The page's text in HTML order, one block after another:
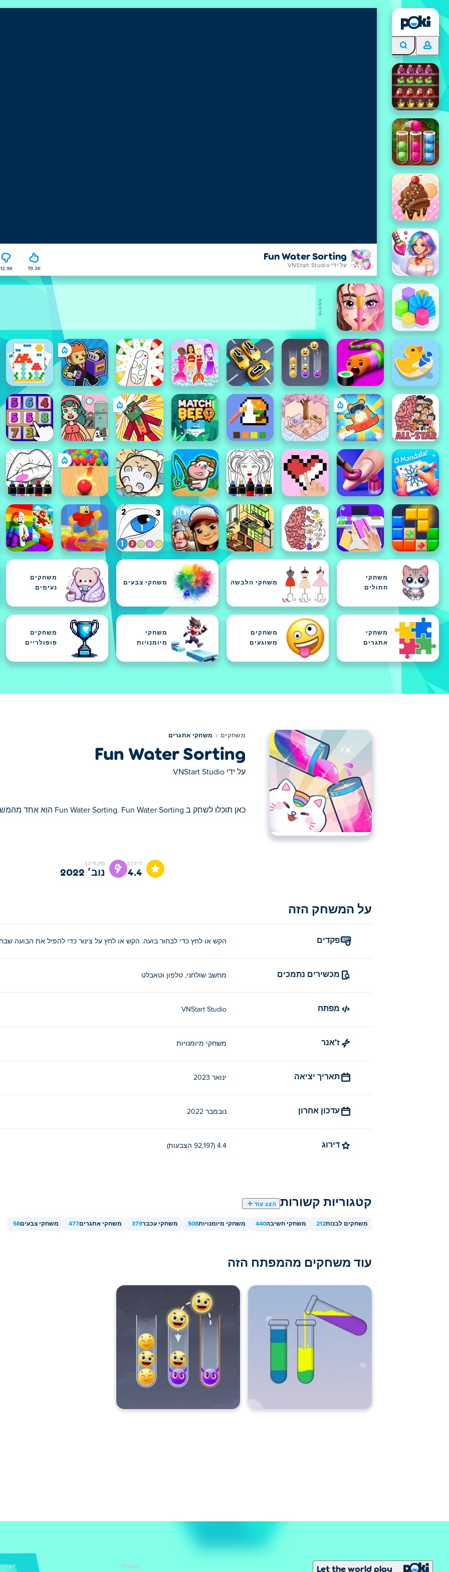
Fun Water Sorting
על ידי VNStart Studio 79.3K
12.9K
משחקי
חתולים
משחקי הלבשה משחקי צבעים
משחקים
נעימים
משחקי
אתגרים
משחקים
משוגעים
משחקי
מיומנויות
משחקים
פופולריים
פרסומת
משחקים משחקי אתגרים
Fun Water Sorting
על ידי VNStart Studio
כאן תוכלו לשחק ב Fun Water Sorting. Fun Water Sorting הוא אחד מהמשחקי אתגרים הנבחרים שלנו
כאן תוכלו לשחק ב Fun Water Sorting. Fun Water Sorting הוא אחד מהמשחקי אתגרים הנבחרים שלנו
דירוג
4.4
מְעוּדכָּן
נוב׳ 2022
על המשחק הזה
פקדים הקש או לחץ כדי לבחור בועה. הקש או לחץ על צינור כדי להפיל את הבועה
מכשירים נתמכים מחשב שולחני, טלפון וטאבלט
מפתח VNStart Studio
ז'אנר משחקי מיומנויות
תאריך יציאה ינואר 2023
עדכון אחרון נובמבר 2022
דירוג 4.4 (92,197 הצבעות)
קטגוריות קשורות הצג עוד
משחקים לבנות212 משחקי חשיבה440 משחקי מיומנויות508 משחקי עכבר379 משחקי אתגרים477 משחקי צבעים58
עוד משחקים מהמפתח הזה
Let the world play פופולרי